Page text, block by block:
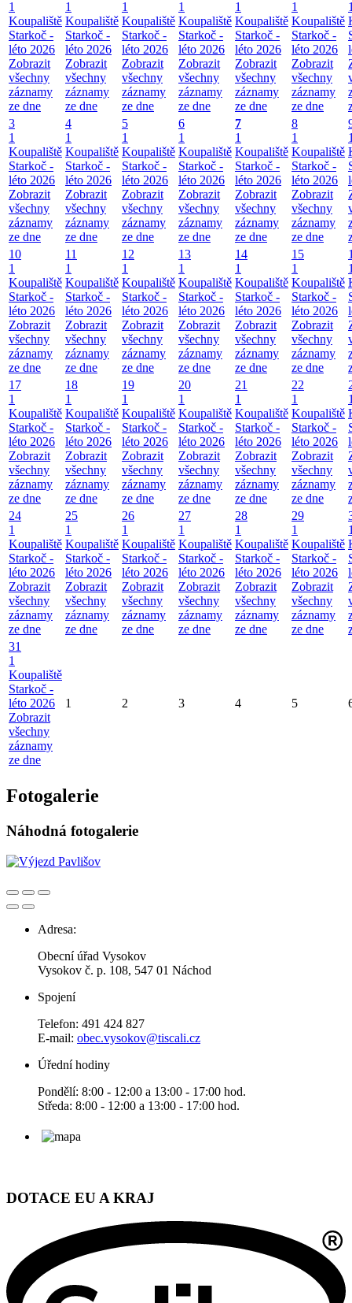
1
Koupaliště
Starkoč -
léto 2026
Zobrazit
všechny
záznamy
ze dne
1
Koupaliště
Starkoč -
léto 2026
Zobrazit
všechny
záznamy
ze dne
1
Koupaliště
Starkoč -
léto 2026
Zobrazit
všechny
záznamy
ze dne
1
Koupaliště
Starkoč -
léto 2026
Zobrazit
všechny
záznamy
ze dne
1
Koupaliště
Starkoč -
léto 2026
Zobrazit
všechny
záznamy
ze dne
1
Koupaliště
Starkoč -
léto 2026
Zobrazit
všechny
záznamy
ze dne
3
1
Koupaliště
Starkoč -
léto 2026
Zobrazit
všechny
záznamy
ze dne
4
1
Koupaliště
Starkoč -
léto 2026
Zobrazit
všechny
záznamy
ze dne
5
1
Koupaliště
Starkoč -
léto 2026
Zobrazit
všechny
záznamy
ze dne
6
1
Koupaliště
Starkoč -
léto 2026
Zobrazit
všechny
záznamy
ze dne
7
1
Koupaliště
Starkoč -
léto 2026
Zobrazit
všechny
záznamy
ze dne
8
1
Koupaliště
Starkoč -
léto 2026
Zobrazit
všechny
záznamy
ze dne
10
1
Koupaliště
Starkoč -
léto 2026
Zobrazit
všechny
záznamy
ze dne
11
1
Koupaliště
Starkoč -
léto 2026
Zobrazit
všechny
záznamy
ze dne
12
1
Koupaliště
Starkoč -
léto 2026
Zobrazit
všechny
záznamy
ze dne
13
1
Koupaliště
Starkoč -
léto 2026
Zobrazit
všechny
záznamy
ze dne
14
1
Koupaliště
Starkoč -
léto 2026
Zobrazit
všechny
záznamy
ze dne
15
1
Koupaliště
Starkoč -
léto 2026
Zobrazit
všechny
záznamy
ze dne
17
1
Koupaliště
Starkoč -
léto 2026
Zobrazit
všechny
záznamy
ze dne
18
1
Koupaliště
Starkoč -
léto 2026
Zobrazit
všechny
záznamy
ze dne
19
1
Koupaliště
Starkoč -
léto 2026
Zobrazit
všechny
záznamy
ze dne
20
1
Koupaliště
Starkoč -
léto 2026
Zobrazit
všechny
záznamy
ze dne
21
1
Koupaliště
Starkoč -
léto 2026
Zobrazit
všechny
záznamy
ze dne
22
1
Koupaliště
Starkoč -
léto 2026
Zobrazit
všechny
záznamy
ze dne
24
1
Koupaliště
Starkoč -
léto 2026
Zobrazit
všechny
záznamy
ze dne
25
1
Koupaliště
Starkoč -
léto 2026
Zobrazit
všechny
záznamy
ze dne
26
1
Koupaliště
Starkoč -
léto 2026
Zobrazit
všechny
záznamy
ze dne
27
1
Koupaliště
Starkoč -
léto 2026
Zobrazit
všechny
záznamy
ze dne
28
1
Koupaliště
Starkoč -
léto 2026
Zobrazit
všechny
záznamy
ze dne
29
1
Koupaliště
Starkoč -
léto 2026
Zobrazit
všechny
záznamy
ze dne
31
1
Koupaliště
Starkoč -
léto 2026
Zobrazit
všechny
záznamy
ze dne
1 2 3 4 5
Fotogalerie
Náhodná fotogalerie
Adresa:
Obecní úřad Vysokov
Vysokov č. p. 108, 547 01 Náchod
Spojení
Telefon: 491 424 827
E-mail: obec.vysokov@tiscali.cz
Úřední hodiny
Pondělí: 8:00 - 12:00 a 13:00 - 17:00 hod.
Středa: 8:00 - 12:00 a 13:00 - 17:00 hod.
DOTACE EU A KRAJ